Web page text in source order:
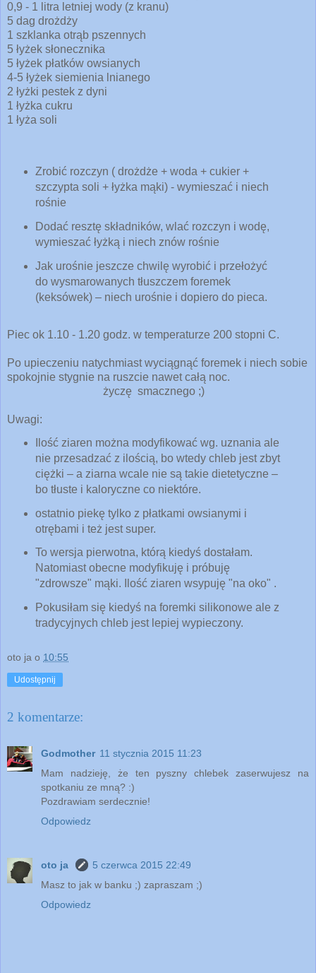
0,9 - 1 litra letniej wody (z kranu)
5 dag drożdży
1 szklanka otrąb pszennych
5 łyżek słonecznika
5 łyżek płatków owsianych
4-5 łyżek siemienia lnianego
2 łyżki pestek z dyni
1 łyżka cukru
1 łyża soli
Zrobić rozczyn ( drożdże + woda + cukier +
szczypta soli + łyżka mąki) - wymieszać i niech
rośnie
Dodać resztę składników, wlać rozczyn i wodę,
wymieszać łyżką i niech znów rośnie
Jak urośnie jeszcze chwilę wyrobić i przełożyć
do wysmarowanych tłuszczem foremek
(keksówek) – niech urośnie i dopiero do pieca.
Piec ok 1.10 - 1.20 godz. w temperaturze 200 stopni C.
Po upieczeniu natychmiast wyciągnąć foremek i niech sobie
spokojnie stygnie na ruszcie nawet całą noc.
życzę smacznego ;)
Uwagi:
Ilość ziaren można modyfikować wg. uznania ale
nie przesadzać z ilością, bo wtedy chleb jest zbyt
ciężki – a ziarna wcale nie są takie dietetyczne –
bo tłuste i kaloryczne co niektóre.
ostatnio piekę tylko z płatkami owsianymi i
otrębami i też jest super.
To wersja pierwotna, którą kiedyś dostałam.
Natomiast obecne modyfikuję i próbuję
"zdrowsze" mąki. Ilość ziaren wsypuję "na oko" .
Pokusiłam się kiedyś na foremki silikonowe ale z
tradycyjnych chleb jest lepiej wypieczony.
oto ja o 10:55
Udostępnij
2 komentarze:
Godmother 11 stycznia 2015 11:23
Mam nadzieję, że ten pyszny chlebek zaserwujesz na
spotkaniu ze mną? :)
Pozdrawiam serdecznie!
Odpowiedz
oto ja
5 czerwca 2015 22:49
Masz to jak w banku ;) zapraszam ;)
Odpowiedz